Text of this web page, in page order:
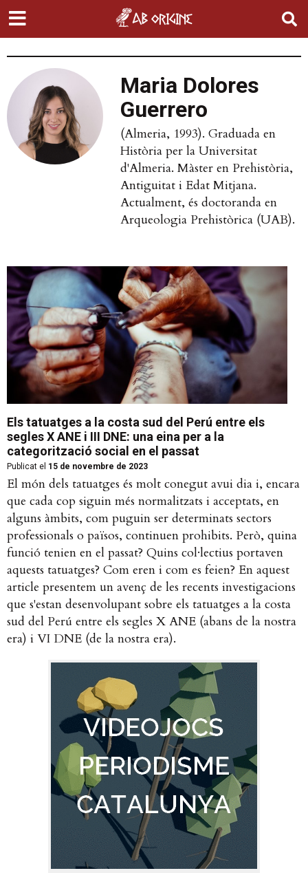
Maria Dolores
Guerrero
(Almeria, 1993). Graduada en
Història per la Universitat
d'Almeria. Màster en Prehistòria,
Antiguitat i Edat Mitjana.
Actualment, és doctoranda en
Arqueologia Prehistòrica (UAB).
Els tatuatges a la costa sud del Perú entre els
segles X ANE i III DNE: una eina per a la
categorització social en el passat
Publicat el 15 de novembre de 2023
El món dels tatuatges és molt conegut avui dia i, encara
que cada cop siguin més normalitzats i acceptats, en
alguns àmbits, com puguin ser determinats sectors
professionals o països, continuen prohibits. Però, quina
funció tenien en el passat? Quins col·lectius portaven
aquests tatuatges? Com eren i com es feien? En aquest
article presentem un avenç de les recents investigacions
que s'estan desenvolupant sobre els tatuatges a la costa
sud del Perú entre els segles X ANE (abans de la nostra
era) i VI DNE (de la nostra era).